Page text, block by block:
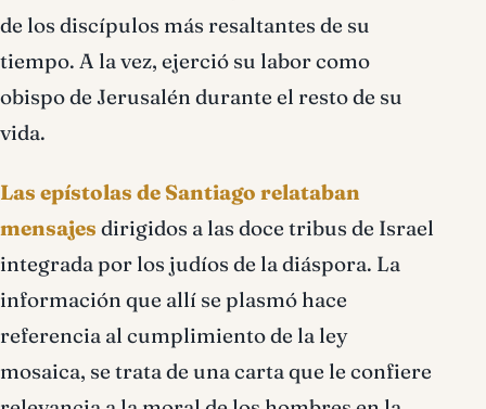
de los discípulos más resaltantes de su
tiempo. A la vez, ejerció su labor como
obispo de Jerusalén durante el resto de su
vida.
Las epístolas de Santiago relataban
mensajes dirigidos a las doce tribus de Israel
integrada por los judíos de la diáspora. La
información que allí se plasmó hace
referencia al cumplimiento de la ley
mosaica, se trata de una carta que le confiere